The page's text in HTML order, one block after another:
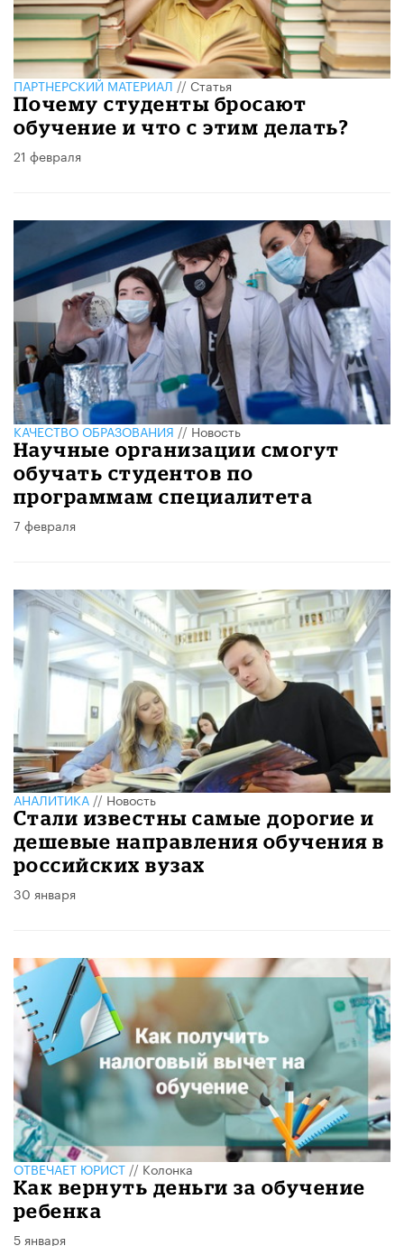
ПАРТНЕРСКИЙ МАТЕРИАЛ//Статья
Почему студенты бросают
обучение и что с этим делать?
21 февраля
КАЧЕСТВО ОБРАЗОВАНИЯ//Новость
Научные организации смогут
обучать студентов по
программам специалитета
7 февраля
АНАЛИТИКА//Новость
Стали известны самые дорогие и
дешевые направления обучения в
российских вузах
30 января
ОТВЕЧАЕТ ЮРИСТ//Колонка
Как вернуть деньги за обучение
ребенка
5 января